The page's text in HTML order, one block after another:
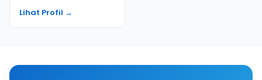
Nila segera bergab...
Lihat Profil →